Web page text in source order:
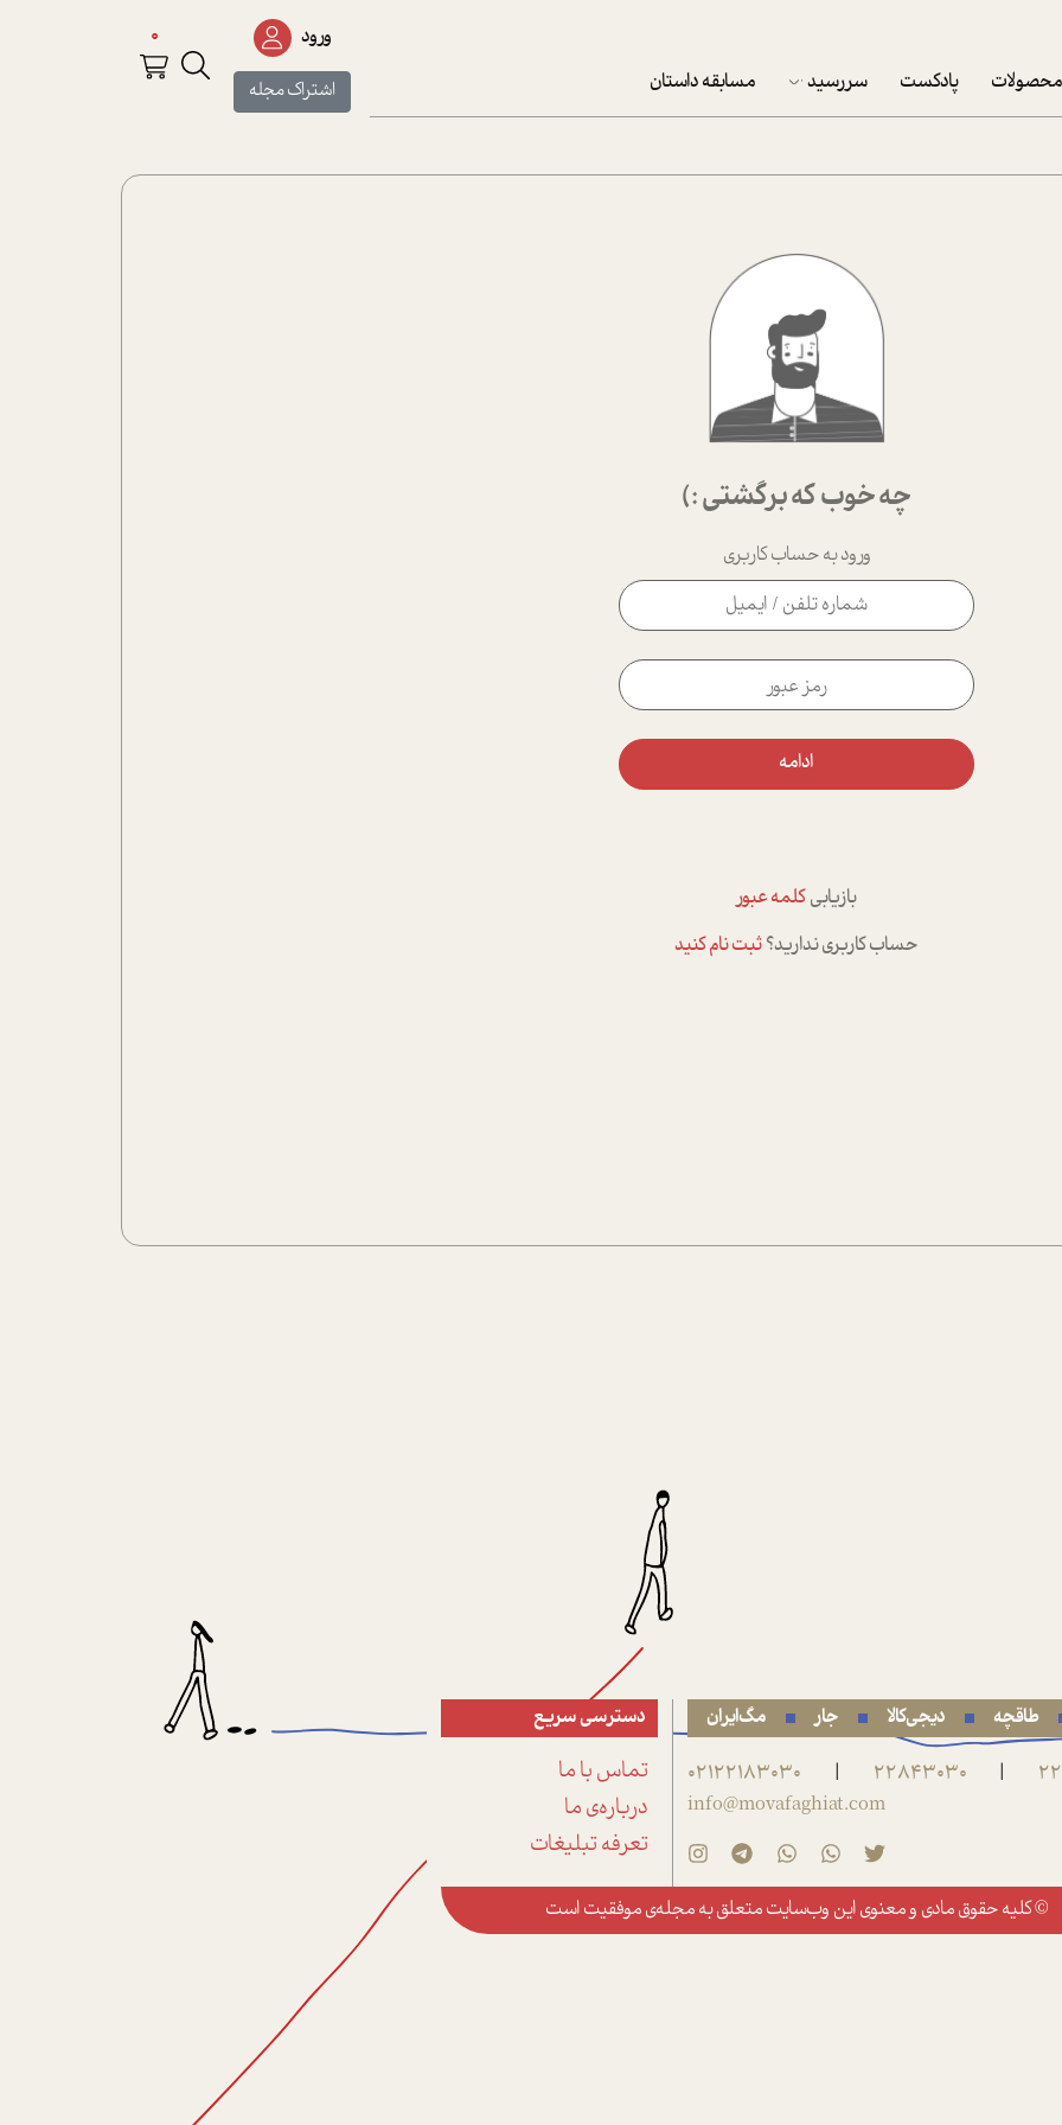
محصولات پادکست سررسید
پکيج نوروزي موفقيت
تقویم رومیزی
تقویم دیواری
مسابقه داستان
ورود
اشتراک مجله
0
چه خوب که برگشتی :)
ورود به حساب کاربری
ادامه
بازیابیکلمه عبور
حساب کاربری ندارید؟ثبت نام کنید
طاقچه دیجی‌کالا جار مگ‌ایران
|
22843030
|
02122183030
info@movafaghiat.com
دسترسی سریع
تماس با ما
درباره‌ی ما
تعرفه تبلیغات
© کلیه حقوق مادی و معنوی این وب‌سایت متعلق بهمجله‌ی موفقیتاست